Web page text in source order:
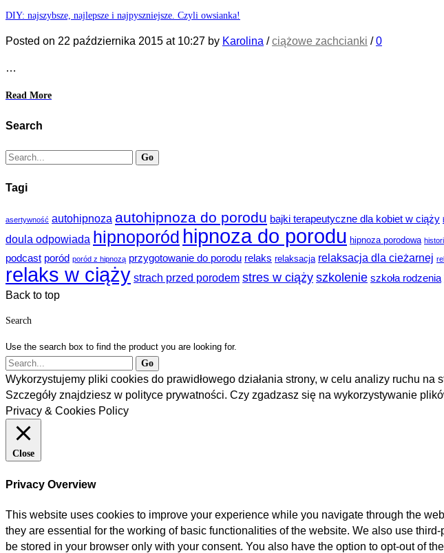
DIY: najszybsze, najlepsze i najpyszniejsze. Czyli owsianka!
Posted on 22 października 2015 at 10:27 by Karolina /ciążowe zachcianki /0
…
Read More
Search
Tagi
asertywność autohipnoza autohipnoza do porodu bajki terapeutyczne dla kobiet w ciąży
doula odpowiada hipnoporód hipnoza do porodu hipnoza porodowa
podcast poród poród z hipnozą przygotowanie do porodu relaks relaksacja relaksacja dla cieżarnej
relaks w ciąży strach przed porodem stres w ciąży szkolenie szkoła rodzenia
Back to top
Search
Use the search box to find the product you are looking for.
Wykorzystujemy pliki cookies do prawidłowego działania strony, w celu analizy ruchu
Szczegóły znajdziesz w polityce prywatności. Czy zgadzasz się na wykorzystywanie
Privacy & Cookies Policy
Close
Privacy Overview
This website uses cookies to improve your experience while you navigate through the
they are essential for the working of basic functionalities of the website. We also use
be stored in your browser only with your consent. You also have the option to opt-out of